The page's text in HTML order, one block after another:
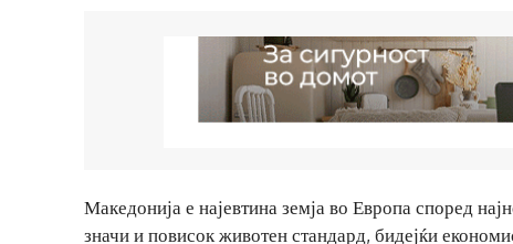
Македонија е најевтина земја во Европа според
значи и повисок животен стандард, бидејќи